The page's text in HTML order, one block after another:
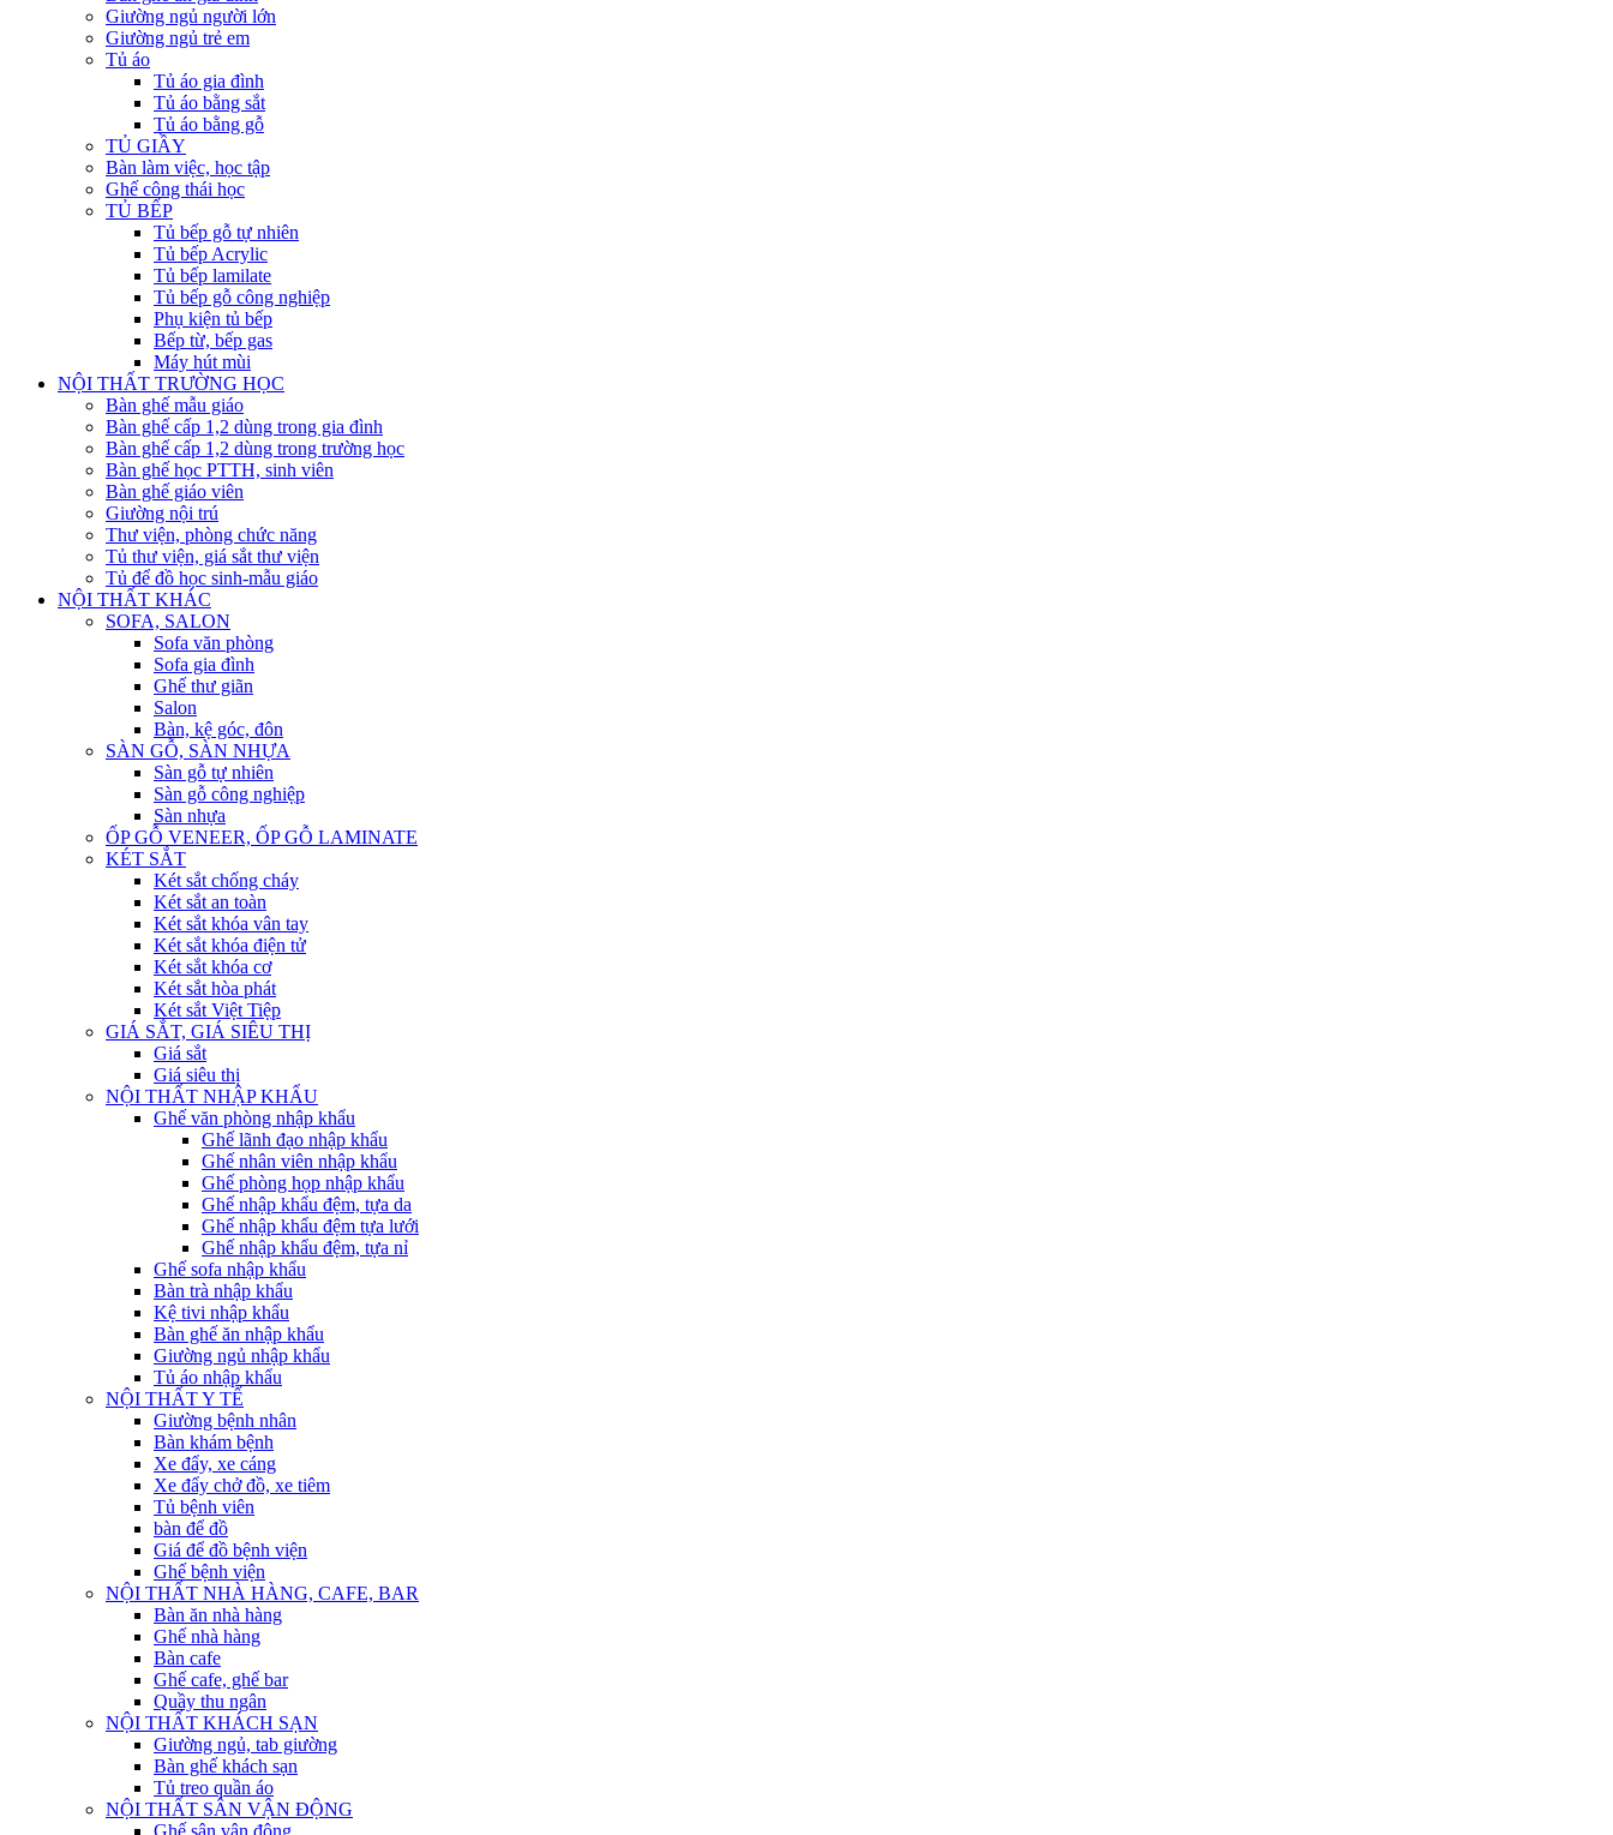
Giường ngủ người lớn
Giường ngủ trẻ em
Tủ áo
Tủ áo gia đình
Tủ áo bằng sắt
Tủ áo bằng gỗ
TỦ GIẦY
Bàn làm việc, học tập
Ghế công thái học
TỦ BẾP
Tủ bếp gỗ tự nhiên
Tủ bếp Acrylic
Tủ bếp lamilate
Tủ bếp gỗ công nghiệp
Phụ kiện tủ bếp
Bếp từ, bếp gas
Máy hút mùi
NỘI THẤT TRƯỜNG HỌC
Bàn ghế mẫu giáo
Bàn ghế cấp 1,2 dùng trong gia đình
Bàn ghế cấp 1,2 dùng trong trường học
Bàn ghế học PTTH, sinh viên
Bàn ghế giáo viên
Giường nội trú
Thư viện, phòng chức năng
Tủ thư viện, giá sắt thư viện
Tủ để đồ học sinh-mẫu giáo
NỘI THẤT KHÁC
SOFA, SALON
Sofa văn phòng
Sofa gia đình
Ghế thư giãn
Salon
Bàn, kệ góc, đôn
SÀN GỖ, SÀN NHỰA
Sàn gỗ tự nhiên
Sàn gỗ công nghiệp
Sàn nhựa
ỐP GỖ VENEER, ỐP GỖ LAMINATE
KÉT SẮT
Két sắt chống cháy
Két sắt an toàn
Két sắt khóa vân tay
Két sắt khóa điện tử
Két sắt khóa cơ
Két sắt hòa phát
Két sắt Việt Tiệp
GIÁ SẮT, GIÁ SIÊU THỊ
Giá sắt
Giá siêu thị
NỘI THẤT NHẬP KHẨU
Ghế văn phòng nhập khẩu
Ghế lãnh đạo nhập khẩu
Ghế nhân viên nhập khẩu
Ghế phòng họp nhập khẩu
Ghế nhập khẩu đệm, tựa da
Ghế nhập khẩu đệm tựa lưới
Ghế nhập khẩu đệm, tựa nỉ
Ghế sofa nhập khẩu
Bàn trà nhập khẩu
Kệ tivi nhập khẩu
Bàn ghế ăn nhập khẩu
Giường ngủ nhập khẩu
Tủ áo nhập khẩu
NỘI THẤT Y TẾ
Giường bệnh nhân
Bàn khám bệnh
Xe đẩy, xe cáng
Xe đẩy chở đồ, xe tiêm
Tủ bệnh viên
bàn để đồ
Giá để đồ bệnh viện
Ghế bệnh viện
NỘI THẤT NHÀ HÀNG, CAFE, BAR
Bàn ăn nhà hàng
Ghế nhà hàng
Bàn cafe
Ghế cafe, ghế bar
Quầy thu ngân
NỘI THẤT KHÁCH SẠN
Giường ngủ, tab giường
Bàn ghế khách sạn
Tủ treo quần áo
NỘI THẤT SÂN VẬN ĐỘNG
Ghế sân vận động